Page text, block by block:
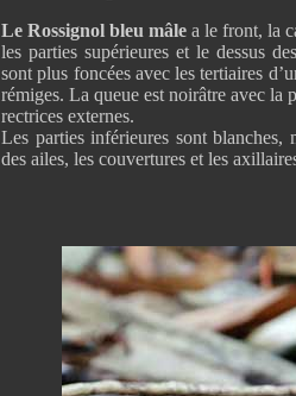
Le Rossignol bleu mâle a le front, la
les parties supérieures et le dessus
sont plus foncées avec les tertiaires
rémiges. La queue est noirâtre avec la
rectrices externes.
Les parties inférieures sont blanches,
des ailes, les couvertures et les